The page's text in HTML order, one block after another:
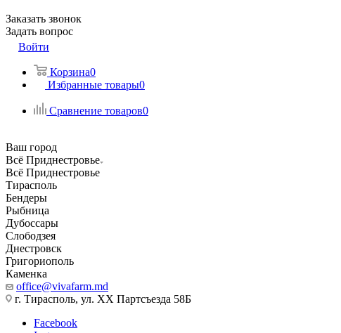
Заказать звонок
Задать вопрос
Войти
Корзина0
Избранные товары0
Сравнение товаров0
Ваш город
Всё Приднестровье
Всё Приднестровье
Тирасполь
Бендеры
Рыбница
Дубоссары
Слободзея
Днестровск
Григориополь
Каменка
office@vivafarm.md
г. Тирасполь, ул. ХХ Партсъезда 58Б
Facebook